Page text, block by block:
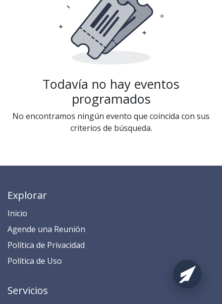
Todavía no hay eventos
programados
No encontramos ningún evento que coincida con sus
criterios de búsqueda.
Explorar
Inicio
​​​​​​​​​​​​​​​​​​​​​​​​​​​​A​gend​e ​u​na​ Reunión​
​​​​​​P​o​l​ítica de Privacidad
​​​​​​​​​​​P​o​l​í​t​ic​a​ d​e ​U​so​
Servicios